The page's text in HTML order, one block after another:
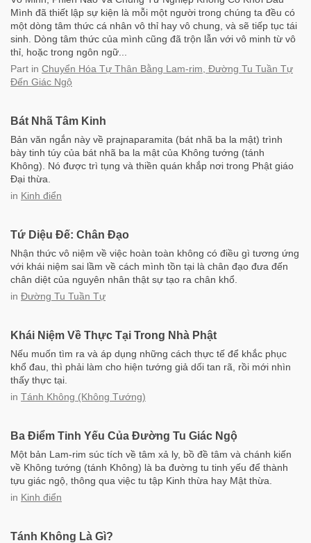
Mình đã thiết lập sự kiện là mỗi một người trong chúng ta đều có
một dòng tâm thức cá nhân vô thỉ hay vô chung, và sẽ tiếp tục tái
sinh. Dòng tâm thức của mình cũng đã trộn lẫn với vô minh từ vô
thỉ, hoặc trong ngôn ngữ...
Part in Chuyển Hóa Tự Thân Bằng Lam-rim, Đường Tu Tuần Tự
Đến Giác Ngộ
Bát Nhã Tâm Kinh
Bản văn ngắn này về prajnaparamita (bát nhã ba la mật) trình
bày tinh túy của bát nhã ba la mật của Không tướng (tánh
Không). Nó được trì tụng và thiền quán khắp nơi trong Phật giáo
Đại thừa.
in Kinh điển
Tứ Diệu Đế: Chân Đạo
Nhận thức vô niệm về việc hoàn toàn không có điều gì tương ứng
với khái niệm sai lầm về cách mình tồn tại là chân đạo đưa đến
chân diệt của nguyên nhân thật sự tạo ra chân khổ.
in Đường Tu Tuần Tự
Khái Niệm Về Thực Tại Trong Nhà Phật
Nếu muốn tìm ra và áp dụng những cách thực tế để khắc phục
khổ đau, thì phải làm cho hiện tướng giả dối tan rã, rồi mới nhìn
thấy thực tại.
in Tánh Không (Không Tướng)
Ba Điểm Tinh Yếu Của Đường Tu Giác Ngộ
Một bản Lam-rim súc tích về tâm xả ly, bồ đề tâm và chánh kiến
về Không tướng (tánh Không) là ba đường tu tinh yếu để thành
tựu giác ngộ, thông qua việc tu tập Kinh thừa hay Mật thừa.
in Kinh điển
Tánh Không Là Gì?